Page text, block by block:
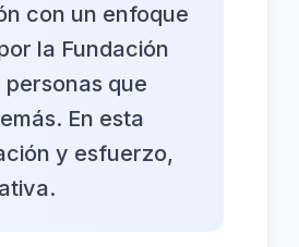
con un enfoque
la Fundación
que
En esta
y esfuerzo,